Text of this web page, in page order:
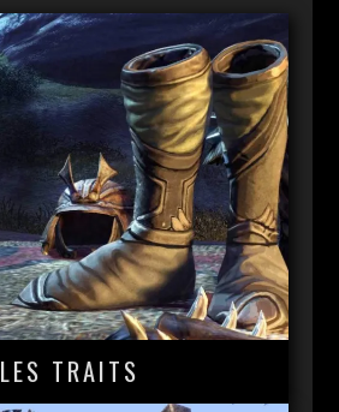
LES TRAITS